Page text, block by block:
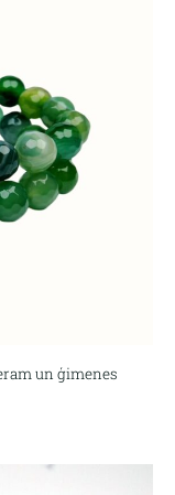
un ģimenes